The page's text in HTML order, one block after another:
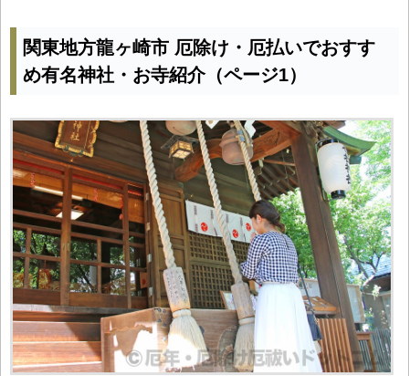
関東地方龍ヶ崎市 厄除け・厄払いでおすす
め有名神社・お寺紹介（ページ1）